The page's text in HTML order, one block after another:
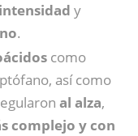
intensidad y
.
como
así como
al alza,
complejo y con